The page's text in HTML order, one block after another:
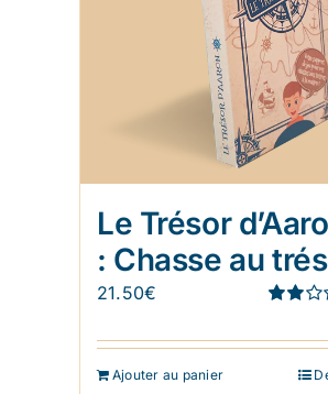
Le Trésor
: Chasse au
1.91
sur 5
21.50€
Ajouter au panier